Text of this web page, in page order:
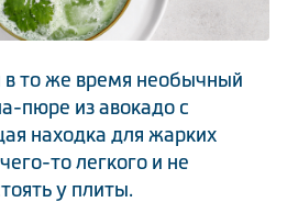
в то же время необычный
пюре из авокадо с
находка для жарких
то легкого и не
у плиты.